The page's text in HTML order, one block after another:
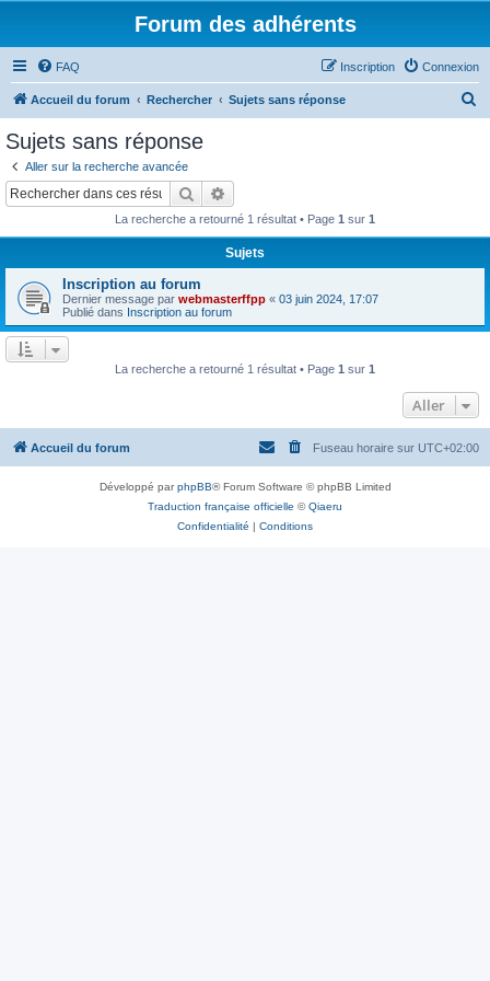
Forum des adhérents
FAQ Connexion
Inscription
Accueil du forum Rechercher Sujets sans réponse
r
Sujets sans réponse
Aller sur la recherche avancée
Rechercher
La recherche a retourné 1 résultat • Page 1 sur 1
Sujets
Inscription au forum
Dernier message par webmasterffpp « 03 juin 2024, 17:07
Publié dans Inscription au forum
La recherche a retourné 1 résultat • Page 1 sur 1
Aller
Accueil du forum Fuseau horaire sur UTC+02:00
Développé parphpBB® Forum Software © phpBB Limited
Traduction française officielle ©Qiaeru
Confidentialité | Conditions